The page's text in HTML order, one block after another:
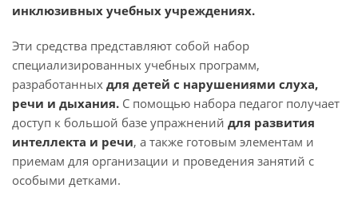
инклюзивных учебных учреждениях.
Эти средства представляют собой набор
специализированных учебных программ,
разработанных для детей с нарушениями слуха,
речи и дыхания. С помощью набора педагог получает
доступ к большой базе упражнений для развития
интеллекта и речи, а также готовым элементам и
приемам для организации и проведения занятий с
особыми детками.